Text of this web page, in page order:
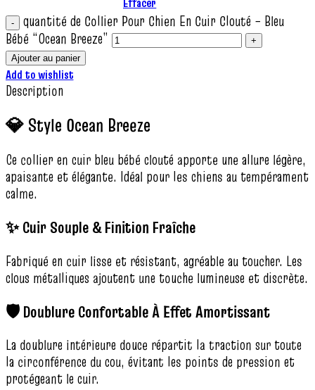
quantité de Collier Pour Chien En Cuir Clouté – Bleu
Bébé “Ocean Breeze”
Ajouter au panier
Add to wishlist
Description
💎 Style Ocean Breeze
Ce collier en cuir bleu bébé clouté apporte une allure légère,
apaisante et élégante. Idéal pour les chiens au tempérament
calme.
✨ Cuir Souple & Finition Fraîche
Fabriqué en cuir lisse et résistant, agréable au toucher. Les
clous métalliques ajoutent une touche lumineuse et discrète.
🛡️ Doublure Confortable À Effet Amortissant
La doublure intérieure douce répartit la traction sur toute
la circonférence du cou, évitant les points de pression et
protégeant le cuir.